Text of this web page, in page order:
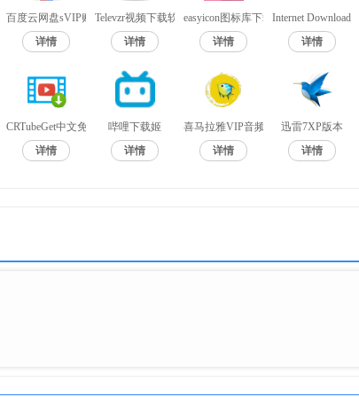
员破解版
百度云网盘sVIP账号永久稳定破解版2020
详情
Televzr视频下载软件
详情
easyicon图标库下载工具
详情
Internet Download
详情
注册码版
CRTubeGet中文免费版
详情
哔哩下载姬
详情
喜马拉雅VIP音频专辑下载器
详情
迅雷7XP版本
详情